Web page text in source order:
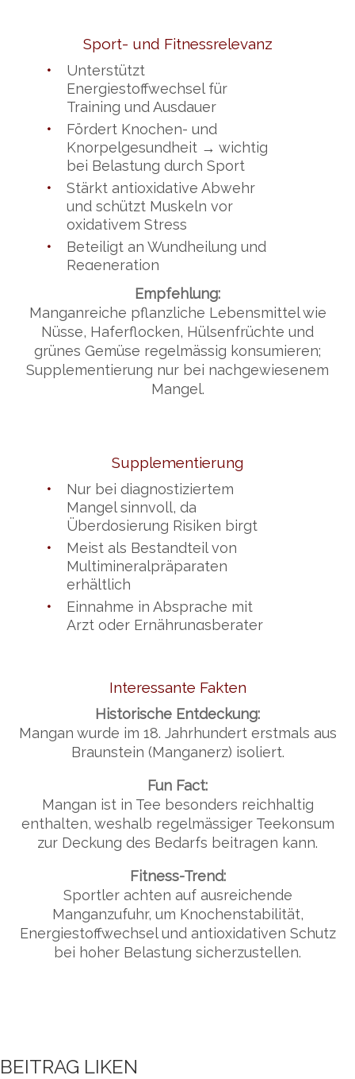
Sport- und Fitnessrelevanz
•
Unterstützt
Energiestoffwechsel für
Training und Ausdauer
•
Fördert Knochen- und
Knorpelgesundheit → wichtig
bei Belastung durch Sport
•
Stärkt antioxidative Abwehr
und schützt Muskeln vor
oxidativem Stress
•
Beteiligt an Wundheilung und
Regeneration
Empfehlung:
Manganreiche pflanzliche Lebensmittel wie
Nüsse, Haferflocken, Hülsenfrüchte und
grünes Gemüse regelmässig konsumieren;
Supplementierung nur bei nachgewiesenem
Mangel.
Supplementierung
•
Nur bei diagnostiziertem
Mangel sinnvoll, da
Überdosierung Risiken birgt
•
Meist als Bestandteil von
Multimineralpräparaten
erhältlich
•
Einnahme in Absprache mit
Arzt oder Ernährungsberater
Interessante Fakten
Historische Entdeckung:
Mangan wurde im 18. Jahrhundert erstmals aus
Braunstein (Manganerz) isoliert.
Fun Fact:
Mangan ist in Tee besonders reichhaltig
enthalten, weshalb regelmässiger Teekonsum
zur Deckung des Bedarfs beitragen kann.
Fitness-Trend:
Sportler achten auf ausreichende
Manganzufuhr, um Knochenstabilität,
Energiestoffwechsel und antioxidativen Schutz
bei hoher Belastung sicherzustellen.
BEITRAG LIKEN